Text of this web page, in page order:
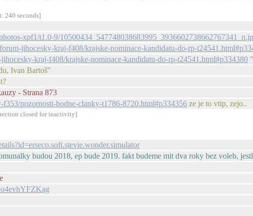
240 seconds]
xpf1/t1.0-9/
jihocesky-kraj-f408/krajske-nominace-kandidatu-do-rp-
kraj-f408/krajske-nominace-kandidatu-do-rp-t24541.html#p334380
Ivan Bartoš"
- Strana 873
pozornosti-hodne-clanky-t1786-8720.html#p334356 ze je to vtip, zejo..
closed for inactivity]
budou 2018, ep bude 2019. fakt budeme mit dva roky bez voleb,